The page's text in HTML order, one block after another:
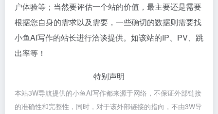
户体验等；当然要评估一个站的价值，最主要还是需要
根据您自身的需求以及需要，一些确切的数据则需要找
小鱼AI写作的站长进行洽谈提供。如该站的IP、PV、跳
出率等！
特别声明
本站3W导航提供的小鱼AI写作都来源于网络，不保证外部链接
的准确性和完整性，同时，对于该外部链接的指向，不由3W导